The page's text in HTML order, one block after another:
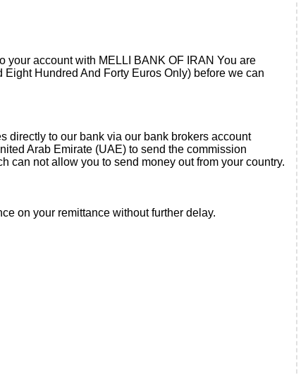
your account with MELLI BANK OF IRAN You are
Hundred And Forty Euros Only) before we can
directly to our bank via our bank brokers account
Arab Emirate (UAE) to send the commission
can not allow you to send money out from your country.
on your remittance without further delay.